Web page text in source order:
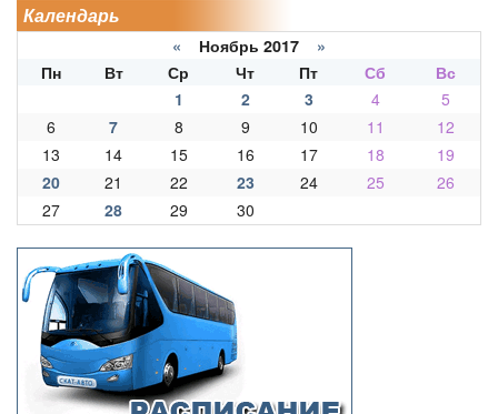
Календарь
« Ноябрь 2017 »
Пн
Вт Ср Чт Пт Сб
Вс
1
2 3 4
5
6
7 8 9 10 11
12
13
14 15 16 17 18
19
20
21 22 23 24 25
26
27
28 29 30